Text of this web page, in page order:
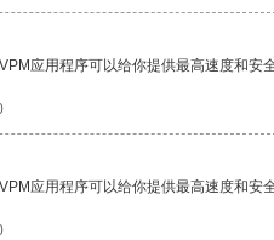
应用程序可以给你提供最高速度和安
应用程序可以给你提供最高速度和安